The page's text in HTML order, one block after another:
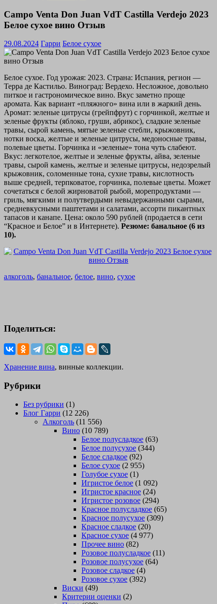
Campo Venta Don Juan VdT Castilla Verdejo 2023
Белое сухое вино Отзыв
29.08.2024 Гарри Белое сухое
Белое сухое. Год урожая: 2023. Страна: Испания, регион —
Терра де Кастильо. Виноград: Вердехо. Несложное, довольно
питкое и гастрономическое вино. Вкус заметно проще
аромата. Как вариант «пляжного» вина или в жаркий день.
Аромат: зеленые цитрусы (грейпфрут) с горчинкой, желтые и
зеленые фрукты (яблоко, груши, абрикос), сладкие зеленые
травы, сырой камень, мятые зеленые стебли, крыжовник,
нотки воска, желтые и зеленые цитрусы, медоносные травы,
полевые цветы. Горчинка и «зеленые» тона чуть слабеют.
Вкус: легкотелое, желтые и зеленые фрукты, айва, зеленые
травы, сырой камень, желтые и зеленые цитрусы, недозрелый
крыжовник, соломенные тона, сухие травы, кислотность
выше средней, терпковатое, горчинка, полевые цветы. Может
сочетаться с белой жирноватой рыбой, морепродуктами —
гриль, мягкими и полутвердыми невыдержанными сырами,
средневкусными паштетами и салатами, ассорти пикантных
тапасов и канапе. Цена: около 590 рублей (продается в сети
“Красное и Белое” и в Интернете). Резюме: банальное (6 из
10).
алкоголь, банальное, белое, вино, сухое
Поделиться:
Хранение вина, винные коллекции.
Рубрики
Без рубрики (1)
Блог Гарри (12 226)
Алкоголь (11 556)
Вино (10 789)
Белое полусладкое (63)
Белое полусухое (344)
Белое сладкое (92)
Белое сухое (2 955)
Голубое сухое (1)
Игристое белое (1 092)
Игристое красное (24)
Игристое розовое (294)
Красное полусладкое (65)
Красное полусухое (309)
Красное сладкое (20)
Красное сухое (4 977)
Прочее вино (82)
Розовое полусладкое (11)
Розовое полусухое (64)
Розовое сладкое (4)
Розовое сухое (392)
Виски (49)
Критерии оценки (2)